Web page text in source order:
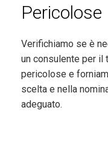
Pericolose
Verifichiamo se è
un consulente per il
pericolose e
scelta e nella
adeguato.